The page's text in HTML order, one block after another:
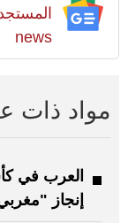
news
مواد ذات
العرب في
إنجاز